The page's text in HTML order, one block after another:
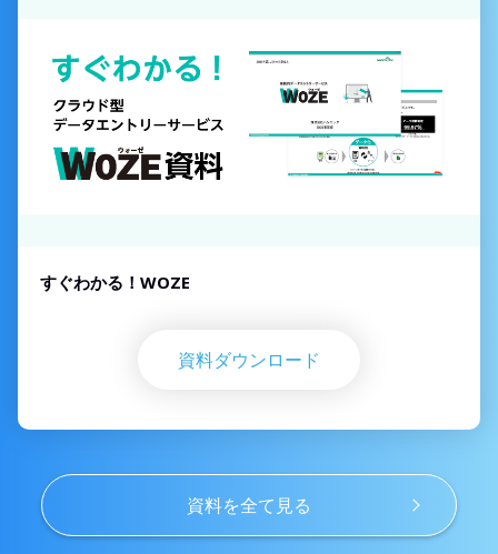
すぐわかる！WOZE
資料ダウンロード
資料を全て見る